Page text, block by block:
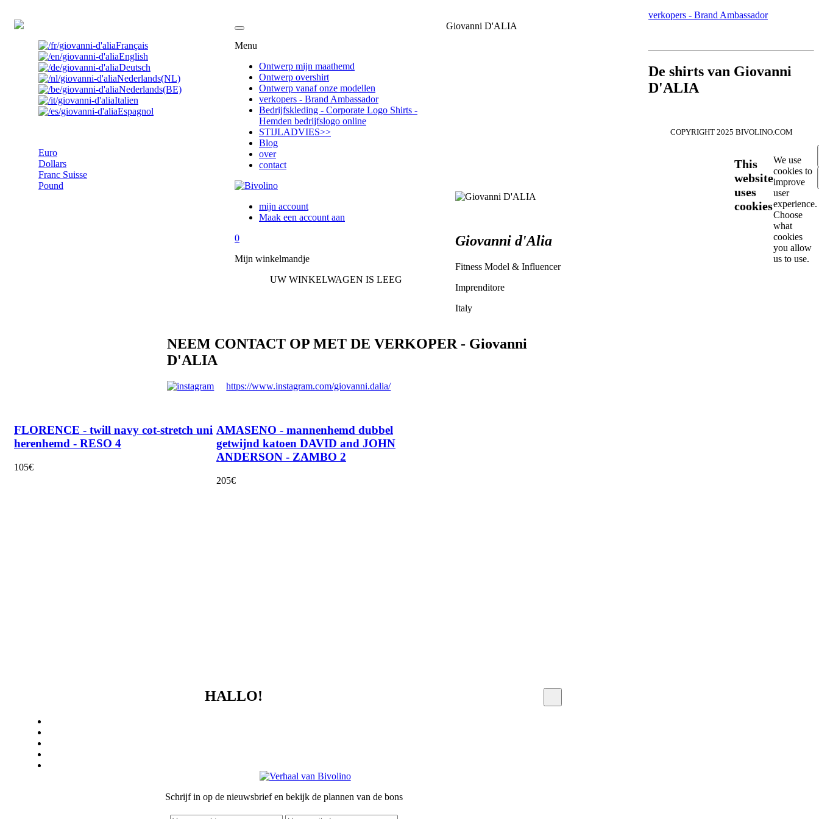
Français
English
Deutsch
Nederlands(NL)
Nederlands(BE)
Italien
Espagnol
Euro
Dollars
Franc Suisse
Pound
Menu
Ontwerp mijn maathemd
Ontwerp overshirt
Ontwerp vanaf onze modellen
verkopers - Brand Ambassador
Bedrijfskleding - Corporate Logo Shirts -
Hemden bedrijfslogo online
STIJLADVIES>>
Blog
over
contact
mijn account
Maak een account aan
0
Mijn winkelmandje
UW WINKELWAGEN IS LEEG
verkopers - Brand Ambassador
Giovanni D'ALIA
Giovanni d'Alia
Fitness Model & Influencer
Imprenditore
Italy
NEEM CONTACT OP MET DE VERKOPER - Giovanni
D'ALIA
https://www.instagram.com/giovanni.dalia/
De shirts van Giovanni
D'ALIA
FLORENCE - twill navy cot-stretch uni
herenhemd - RESO 4
105€
AMASENO - mannenhemd dubbel
getwijnd katoen DAVID and JOHN
ANDERSON - ZAMBO 2
205€
Schrijf in op de nieuwsbrief en bekijk de plannen van de bons
COPYRIGHT 2025 BIVOLINO.COM
This
website
uses
cookies
We use
cookies to
improve
user
experience.
Choose
what
cookies
you allow
us to use.
HALLO!